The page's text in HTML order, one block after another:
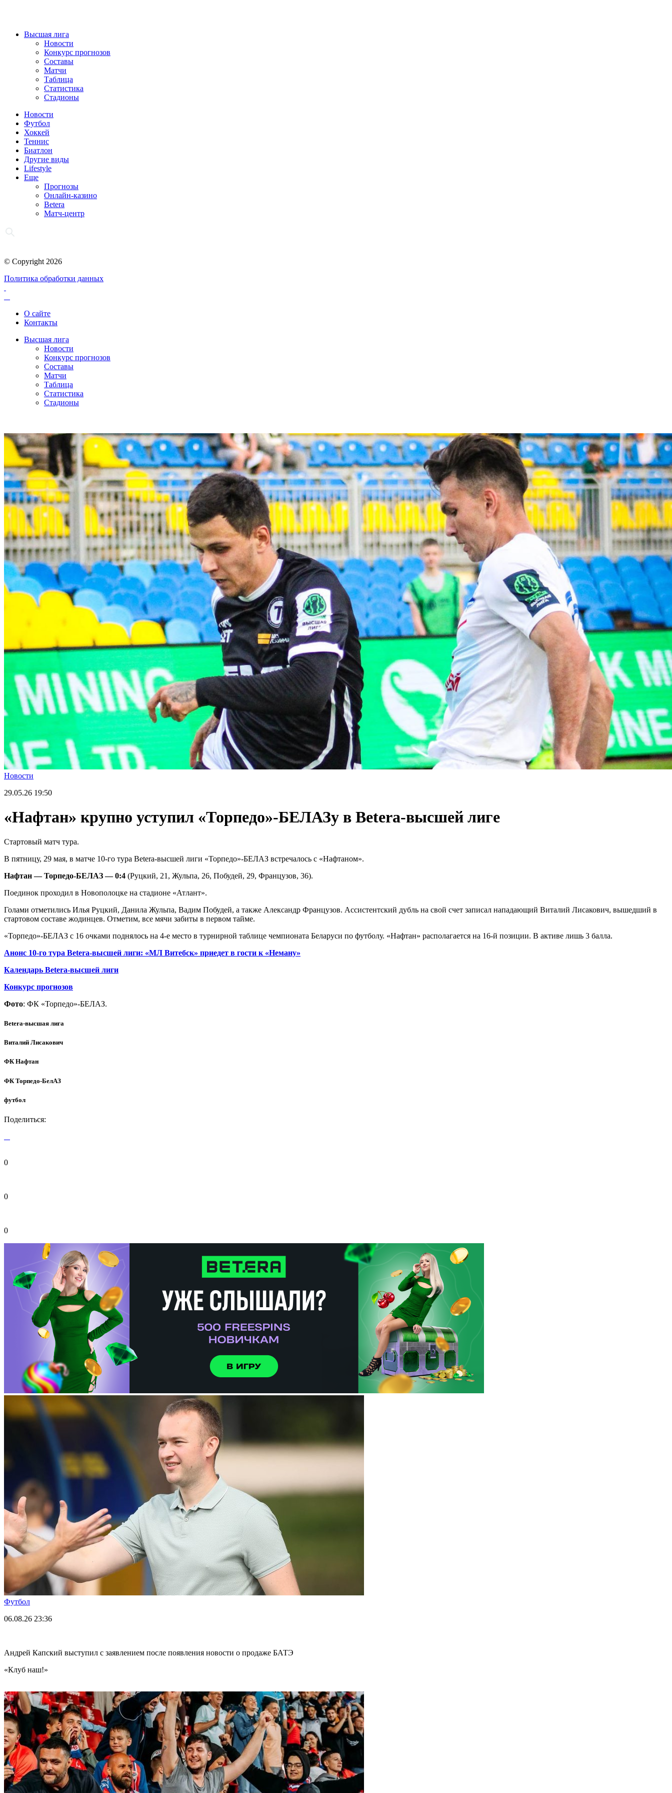
Высшая лига
Новости
Конкурс прогнозов
Составы
Матчи
Таблица
Статистика
Стадионы
Новости
Футбол
Хоккей
Теннис
Биатлон
Другие виды
Lifestyle
Еще
Прогнозы
Онлайн-казино
Betera
Матч-центр
© Copyright 2026
Политика обработки данных
О сайте
Контакты
Высшая лига
Новости
Конкурс прогнозов
Составы
Матчи
Таблица
Статистика
Стадионы
Новости
29.05.26 19:50
«Нафтан» крупно уступил «Торпедо»-БЕЛАЗу в Betera-высшей лиге
Стартовый матч тура.
В пятницу, 29 мая, в матче 10-го тура Betera-высшей лиги «Торпедо»-БЕЛАЗ встречалось с «Нафтаном».
Нафтан — Торпедо-БЕЛАЗ — 0:4 (Руцкий, 21, Жульпа, 26, Побудей, 29, Французов, 36).
Поединок проходил в Новополоцке на стадионе «Атлант».
Голами отметились Илья Руцкий, Данила Жульпа, Вадим Побудей, а также Александр Французов. Ассистентский дубль на свой счет записал нападающий Виталий Лисакович, вышедший в
стартовом составе жодинцев. Отметим, все мячи забиты в первом тайме.
«Торпедо»-БЕЛАЗ с 16 очками поднялось на 4-е место в турнирной таблице чемпионата Беларуси по футболу. «Нафтан» располагается на 16-й позиции. В активе лишь 3 балла.
Анонс 10-го тура Betera-высшей лиги: «МЛ Витебск» приедет в гости к «Неману»
Календарь Betera-высшей лиги
Конкурс прогнозов
Фото: ФК «Торпедо»-БЕЛАЗ.
Betera-высшая лига
Виталий Лисакович
ФК Нафтан
ФК Торпедо-БелАЗ
футбол
Поделиться:
0
0
0
Футбол
06.08.26 23:36
Андрей Капский выступил с заявлением после появления новости о продаже БАТЭ
«Клуб наш!»